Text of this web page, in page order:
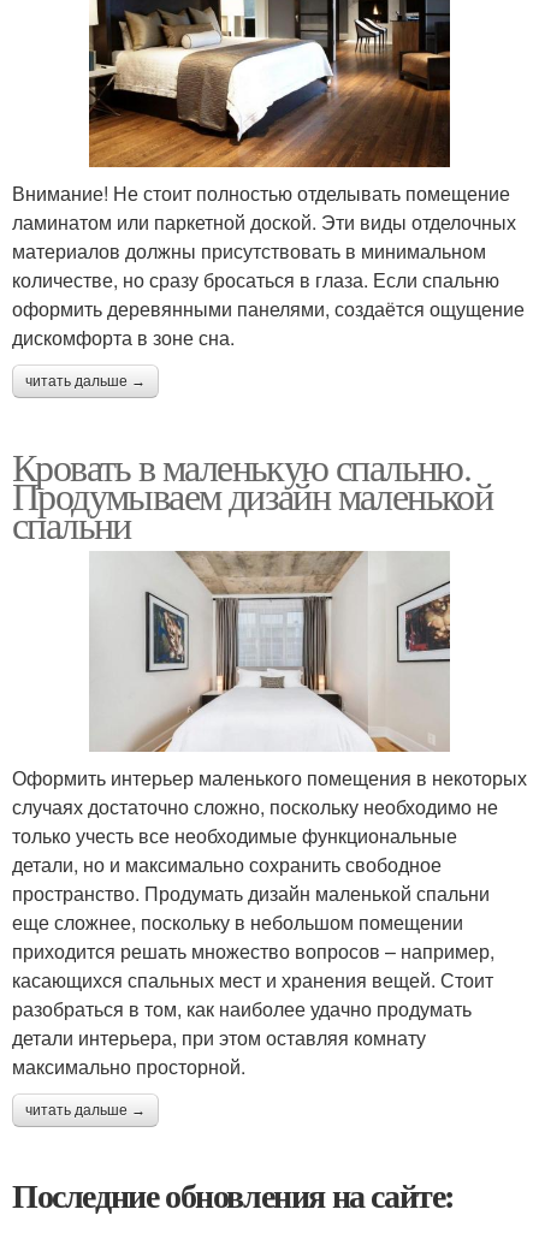
Внимание! Не стоит полностью отделывать помещение
ламинатом или паркетной доской. Эти виды отделочных
материалов должны присутствовать в минимальном
количестве, но сразу бросаться в глаза. Если спальню
оформить деревянными панелями, создаётся ощущение
дискомфорта в зоне сна.
читать дальше →
Кровать в маленькую спальню.
Продумываем дизайн маленькой
спальни
Оформить интерьер маленького помещения в некоторых
случаях достаточно сложно, поскольку необходимо не
только учесть все необходимые функциональные
детали, но и максимально сохранить свободное
пространство. Продумать дизайн маленькой спальни
еще сложнее, поскольку в небольшом помещении
приходится решать множество вопросов – например,
касающихся спальных мест и хранения вещей. Стоит
разобраться в том, как наиболее удачно продумать
детали интерьера, при этом оставляя комнату
максимально просторной.
читать дальше →
Последние обновления на сайте: